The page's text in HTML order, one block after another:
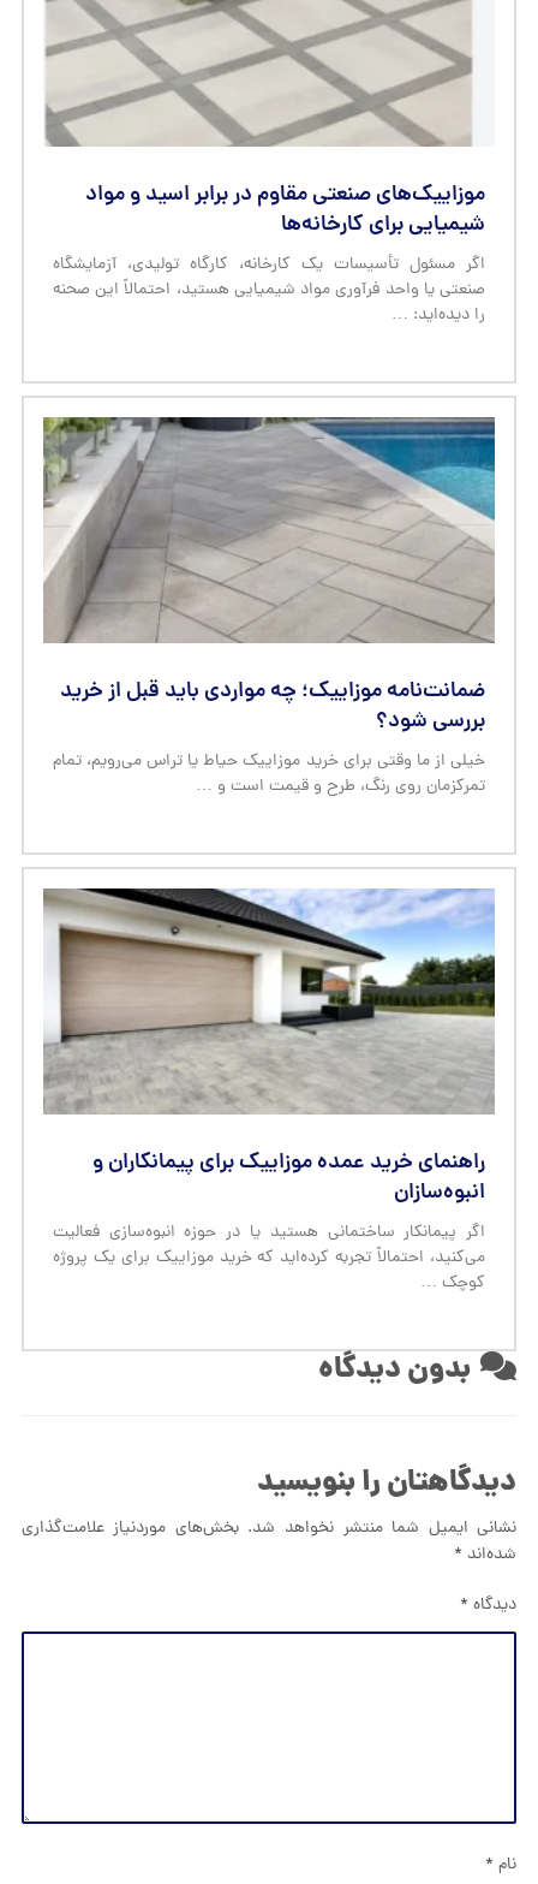
موزاییک‌های صنعتی مقاوم در برابر اسید و مواد
شیمیایی برای کارخانه‌ها
اگر مسئول تأسیسات یک کارخانه، کارگاه تولیدی، آزمایشگاه
صنعتی یا واحد فرآوری مواد شیمیایی هستید، احتمالاً این صحنه
را دیده‌اید: …
ضمانت‌نامه موزاییک؛ چه مواردی باید قبل از خرید
بررسی شود؟
خیلی از ما وقتی برای خرید موزاییک حیاط یا تراس می‌رویم، تمام
تمرکزمان روی رنگ، طرح و قیمت است و …
راهنمای خرید عمده موزاییک برای پیمانکاران و
انبوه‌سازان
اگر پیمانکار ساختمانی هستید یا در حوزه انبوه‌سازی فعالیت
می‌کنید، احتمالاً تجربه کرده‌اید که خرید موزاییک برای یک پروژه
کوچک …
بدون دیدگاه
دیدگاهتان را بنویسید
نشانی ایمیل شما منتشر نخواهد شد. بخش‌های موردنیاز علامت‌گذاری
شده‌اند *
دیدگاه *
نام *